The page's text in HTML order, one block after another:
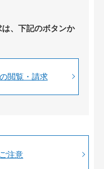
、下記のボタンか
閲覧・請求
注意